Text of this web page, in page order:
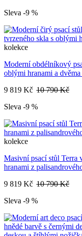
Sleva -9 %
kolekce
Moderní obdélníkový
oblými hranami a
9 819 Kč 10 790 Kč
Sleva -9 %
kolekce
Masivní psací stůl Terra
hranami z
9 819 Kč 10 790 Kč
Sleva -9 %